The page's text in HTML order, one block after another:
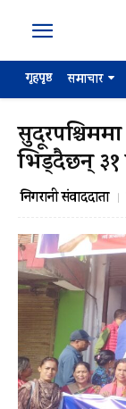
गृहपृष्ठ समाचार
भिड्दैछन् ३१
निगरानी संवाददाता